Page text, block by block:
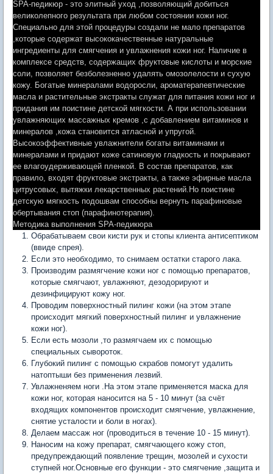
SPA-педикюр - это элитный уход ,позволяющий добиться
великолепного результата при любом состоянии кожи ног.
Специально для этой процедуры создали не мало препаратов
,которые содержат высококачественные натуральные
ингредиенты для смягчения и увлажнения кожи ног. Наличие в
комплексе средств, содержащих фруктовые кислоты и морские
соли, позволяет безболезненно удалять омозолелости и сухую
кожу. Богатые минералами водоросли, ароматерапевтические
масла и растительные экстракты служат для питания кожи ног и
придания им поистине детской мягкости. А при использовании
увлажняющих массажных кремов ,с добавлением витаминов и
минералов ,кожа становится атласной и упругой.
Высокоэффективные увлажнители богаты витаминами и
минералами и придают коже сатиновую гладкость и покрывают
ее влагоудерживающей пленкой. В состав препаратов, как
правило, входят фруктовые экстракты, а также эфирные масла
цитрусовых, вытяжки лекарственных растений.Но поистине
детскую мягкость подошвам способны вернуть парафиновые
обертывания стоп (парафинотерапия).
Методика выполнения SPA-педикюра
Обрабатываем свои кисти рук и стопы клиента антисептиком
(ввиде спрея).
Если это необходимо, то снимаем остатки старого лака.
Производим размягчение кожи ног с помощью препаратов,
которые смягчают, увлажняют, дезодорируют и
дезинфицируют кожу ног.
Проводим поверхностный пилинг кожи (на этом этапе
происходит мягкий поверхностный пилинг и увлажнение
кожи ног).
Если есть мозоли ,то размягчаем их с помощью
специальных сывороток.
Глубокий пилинг с помощью скрабов помогут удалить
натоптыши без применения лезвий.
Увлажненяем ноги .На этом этапе применяется маска для
кожи ног, которая наносится на 5 - 10 минут (за счёт
входящих компонентов происходит смягчение, увлажнение,
снятие усталости и боли в ногах).
Делаем массаж ног (проводиться в течение 10 - 15 минут).
Наносим на кожу препарат, смягчающего кожу стоп,
предупреждающий появление трещин, мозолей и сухости
ступней ног.Основные его функции - это смягчение ,защита и